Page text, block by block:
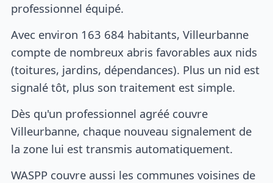
professionnel équipé.
Avec environ 163 684 habitants, Villeurbanne
compte de nombreux abris favorables aux nids
(toitures, jardins, dépendances). Plus un nid est
signalé tôt, plus son traitement est simple.
Dès qu'un professionnel agréé couvre
Villeurbanne, chaque nouveau signalement de
la zone lui est transmis automatiquement.
WASPP couvre aussi les communes voisines de